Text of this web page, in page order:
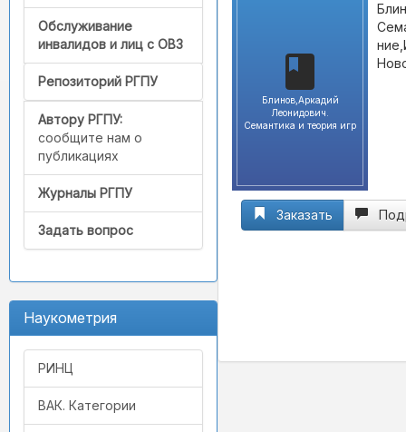
Обслуживание
инвалидов и лиц с ОВЗ
Репозиторий РГПУ
Автору РГПУ:
сообщите нам о
публикациях
Журналы РГПУ
Задать вопрос
Наукометрия
РИНЦ
ВАК. Категории
Блинов,Аркадий
Леонидович.
Семантика и теория игр
Заказать